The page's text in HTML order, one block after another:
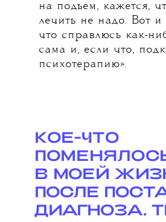
на подъем, кажется,
лечить не надо. Вот
что справлюсь как-
сама и, если что,
психотерапию».
КОЕ-ЧТО
В МОЕЙ
ПОСЛЕ
ДИАГНОЗА.